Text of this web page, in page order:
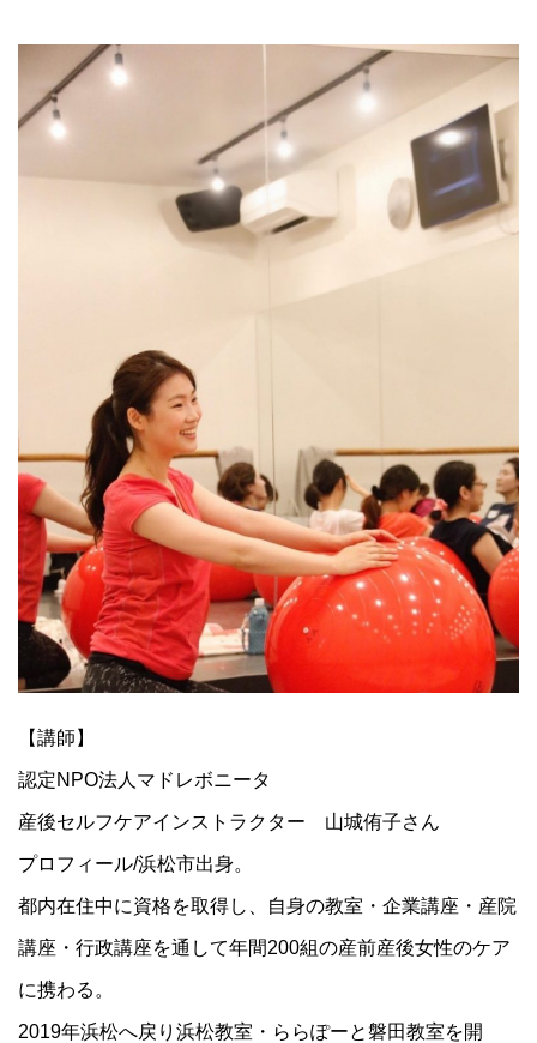
【講師】
認定NPO法人マドレボニータ
産後セルフケアインストラクター 山城侑子さん
プロフィール/浜松市出身。
都内在住中に資格を取得し、自身の教室・企業講座・産院
講座・行政講座を通して年間200組の産前産後女性のケア
に携わる。
2019年浜松へ戻り浜松教室・ららぽーと磐田教室を開